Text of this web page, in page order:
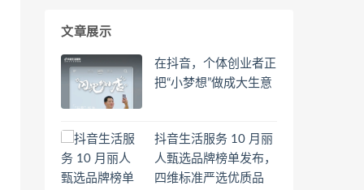
文章展示
在抖音，个体创业者正
把“小梦想”做成大生意
抖音生活服务 10 月丽
人甄选品牌榜单发布，
四维标准严选优质品